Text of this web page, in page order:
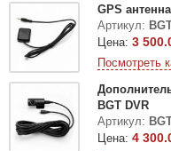
GPS
Артикул:
Цена: 3
Посмотреть
BGT DVR
Артикул:
Цена: 4